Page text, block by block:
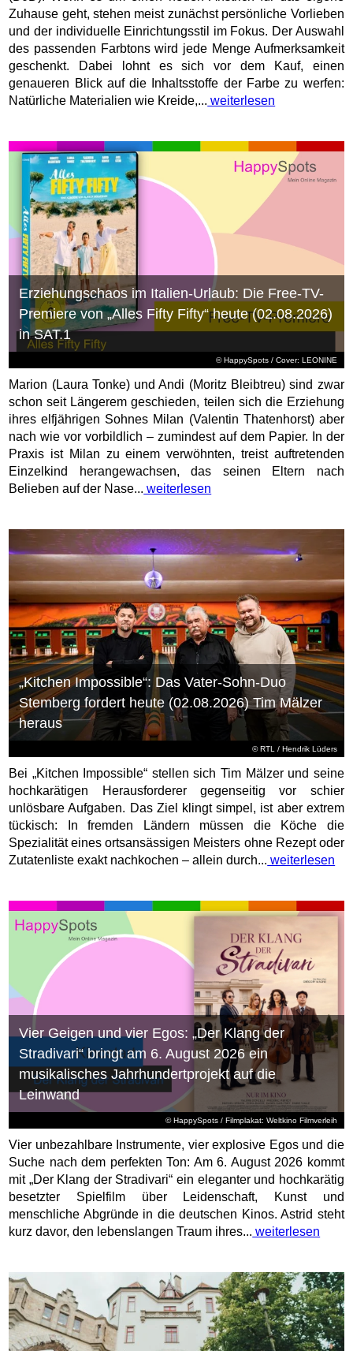
Zuhause geht, stehen meist zunächst persönliche Vorlieben
und der individuelle Einrichtungsstil im Fokus. Der Auswahl
des passenden Farbtons wird jede Menge Aufmerksamkeit
geschenkt. Dabei lohnt es sich vor dem Kauf, einen
genaueren Blick auf die Inhaltsstoffe der Farbe zu werfen:
Natürliche Materialien wie Kreide,... weiterlesen
© HappySpots / Cover: LEONINE
Erziehungschaos im Italien-Urlaub: Die Free-TV-
Premiere von „Alles Fifty Fifty“ heute (02.08.2026)
in SAT.1
Marion (Laura Tonke) und Andi (Moritz Bleibtreu) sind zwar
schon seit Längerem geschieden, teilen sich die Erziehung
ihres elfjährigen Sohnes Milan (Valentin Thatenhorst) aber
nach wie vor vorbildlich – zumindest auf dem Papier. In der
Praxis ist Milan zu einem verwöhnten, treist auftretenden
Einzelkind herangewachsen, das seinen Eltern nach
Belieben auf der Nase... weiterlesen
©RTL / Hendrik Lüders
„Kitchen Impossible“: Das Vater-Sohn-Duo
Stemberg fordert heute (02.08.2026) Tim Mälzer
heraus
Bei „Kitchen Impossible“ stellen sich Tim Mälzer und seine
hochkarätigen Herausforderer gegenseitig vor schier
unlösbare Aufgaben. Das Ziel klingt simpel, ist aber extrem
tückisch: In fremden Ländern müssen die Köche die
Spezialität eines ortsansässigen Meisters ohne Rezept oder
Zutatenliste exakt nachkochen – allein durch... weiterlesen
© HappySpots / Filmplakat: Weltkino Filmverleih
Vier Geigen und vier Egos: „Der Klang der
Stradivari“ bringt am 6. August 2026 ein
musikalisches Jahrhundertprojekt auf die
Leinwand
Vier unbezahlbare Instrumente, vier explosive Egos und die
Suche nach dem perfekten Ton: Am 6. August 2026 kommt
mit „Der Klang der Stradivari“ ein eleganter und hochkarätig
besetzter Spielfilm über Leidenschaft, Kunst und
menschliche Abgründe in die deutschen Kinos. Astrid steht
kurz davor, den lebenslangen Traum ihres... weiterlesen